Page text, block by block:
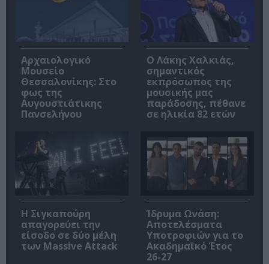
Αρχαιολογικό
Μουσείο
Θεσσαλονίκης: Στο
φως της
Αυγουστιάτικης
Πανσελήνου
Ο Λάκης Χαλκιάς,
σημαντικός
εκπρόσωπος της
μουσικής μας
παράδοσης, πέθανε
σε ηλικία 82 ετών
Η Σιγκαπούρη
απαγορεύει την
είσοδο σε δύο μέλη
των Massive Attack
Ίδρυμα Ωνάση:
Αποτελέσματα
Υποτροφιών για το
Ακαδημαϊκό Έτος
26-27